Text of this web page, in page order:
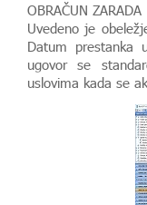
OBRAČUN ZARADA
Uvedeno je
Datum prestanka
ugovor se
uslovima kada se